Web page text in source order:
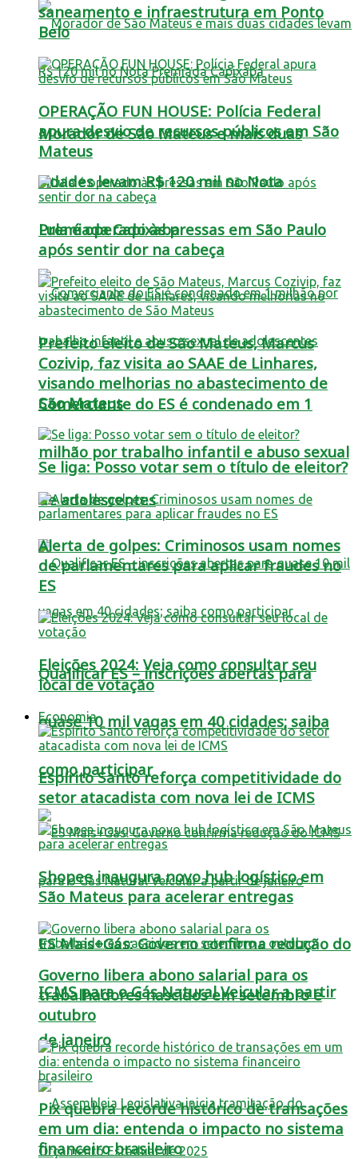
Morador de São Mateus e mais duas
cidades levam R$ 120 mil no Nota
Premiada Capixaba
Comerciante do ES é condenado em 1
milhão por trabalho infantil e abuso sexual
de adolescentes
Qualificar ES – inscrições abertas para
quase 10 mil vagas em 40 cidades; saiba
como participar
ES Mais+Gás: Governo confirma redução do
ICMS para o Gás Natural Veicular a partir
de janeiro
saneamento e infraestrutura em Ponto
Belo
OPERAÇÃO FUN HOUSE: Polícia Federal
apura desvio de recursos públicos em São
Mateus
Lula é operado às pressas em São Paulo
após sentir dor na cabeça
Prefeito eleito de São Mateus, Marcus
Cozivip, faz visita ao SAAE de Linhares,
visando melhorias no abastecimento de
São Mateus
Se liga: Posso votar sem o título de eleitor?
Alerta de golpes: Criminosos usam nomes
de parlamentares para aplicar fraudes no
ES
Eleições 2024: Veja como consultar seu
local de votação
Economia
Espírito Santo reforça competitividade do
setor atacadista com nova lei de ICMS
Shopee inaugura novo hub logístico em
São Mateus para acelerar entregas
Governo libera abono salarial para os
trabalhadores nascidos em setembro e
outubro
Pix quebra recorde histórico de transações
em um dia: entenda o impacto no sistema
financeiro brasileiro